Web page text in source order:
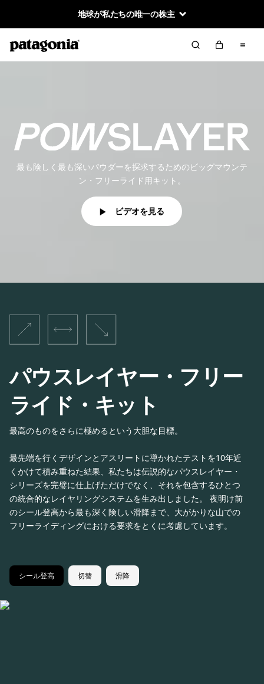
地球が私たちの唯一の株主
最も険しく最も深いパウダーを探求するためのビッグマウンテ
ン・フリーライド用キット。
ビデオを見る
パウスレイヤー・フリー
ライド・キット
最高のものをさらに極めるという大胆な目標。
最先端を行くデザインとアスリートに導かれたテストを10年近
くかけて積み重ねた結果、私たちは伝説的なパウスレイヤー・
シリーズを完璧に仕上げただけでなく、それを包含するひとつ
の統合的なレイヤリングシステムを生み出しました。 夜明け前
のシール登高から最も深く険しい滑降まで、大がかりな山での
フリーライディングにおける要求をとくに考慮しています。
シール登高 切替 滑降